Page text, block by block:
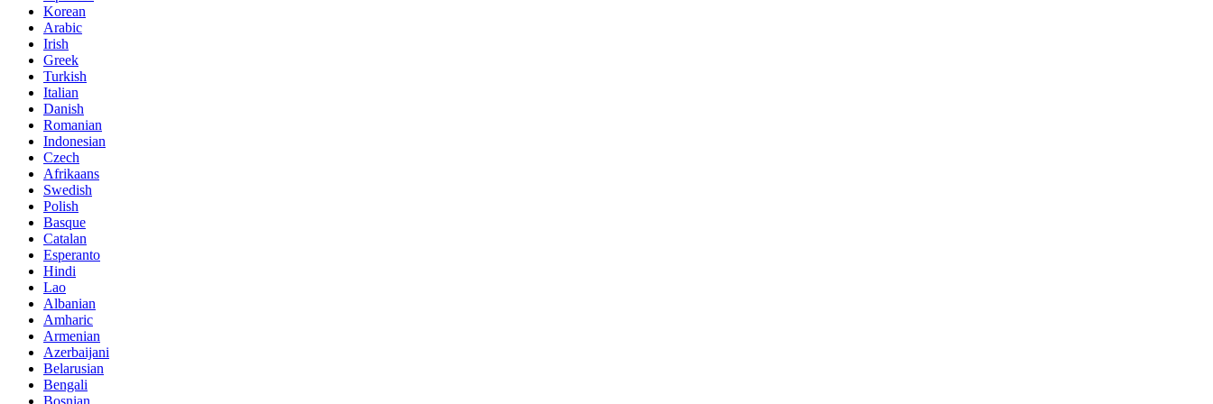
Korean
Arabic
Irish
Greek
Turkish
Italian
Danish
Romanian
Indonesian
Czech
Afrikaans
Swedish
Polish
Basque
Catalan
Esperanto
Hindi
Lao
Albanian
Amharic
Armenian
Azerbaijani
Belarusian
Bengali
Bosnian